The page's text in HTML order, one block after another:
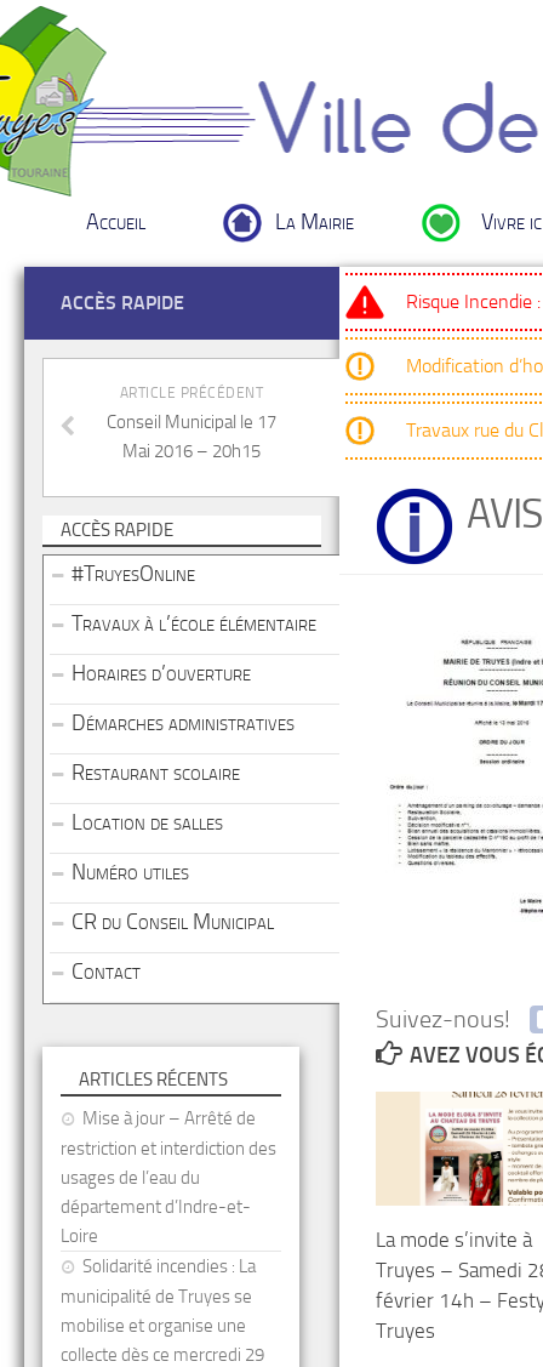
Accueil La Mairie Vivre
Risque Incendie
Modification
Travaux rue du
Suivez-nous!
AVEZ VOUS
La mode s’invite à
Truyes – Samedi
février 14h –
Truyes
ACCÈS RAPIDE
ARTICLE PRÉCÉDENT
Conseil Municipal le 17
Mai 2016 – 20h15
ACCÈS RAPIDE
#TruyesOnline
Travaux à l’école élémentaire
Horaires d’ouverture
Démarches administratives
Restaurant scolaire
Location de salles
Numéro utiles
CR du Conseil Municipal
Contact
ARTICLES RÉCENTS
Mise à jour – Arrêté de
restriction et interdiction des
usages de l’eau du
département d’Indre-et-
Loire
Solidarité incendies : La
municipalité de Truyes se
mobilise et organise une
collecte dès ce mercredi 29